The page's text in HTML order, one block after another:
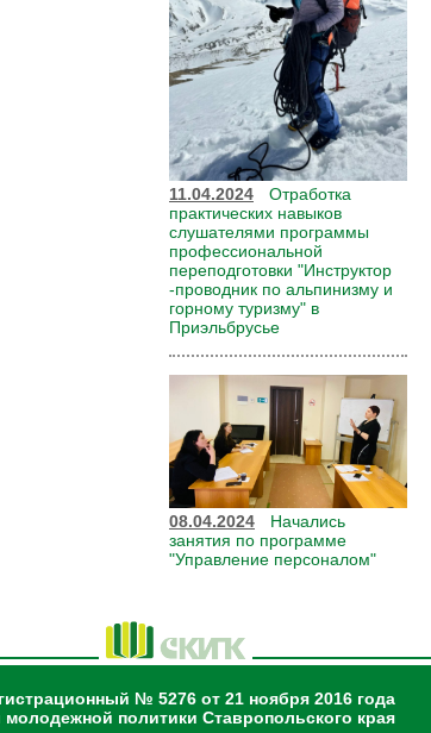
11.04.2024
Отработка
практических навыков
слушателями программы
профессиональной
переподготовки "Инструктор
-проводник по альпинизму и
горному туризму" в
Приэльбрусье
08.04.2024
Начались
занятия по программе
"Управление персоналом"
№ 5276 от 21 ноября 2016 года
политики Ставропольского края